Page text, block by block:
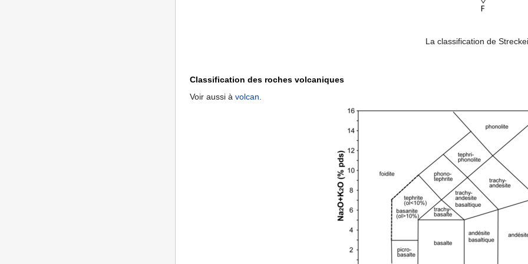
La classification de
Classification des roches volcaniques
Voir aussi à volcan.